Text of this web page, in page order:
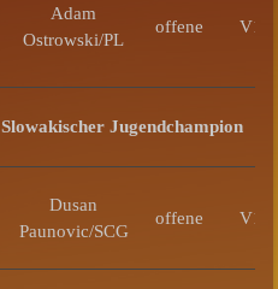
Adam
Ostrowski/PL
offene V1
Slowakischer Jugendchampion
Dusan
Paunovic/SCG
offene V1